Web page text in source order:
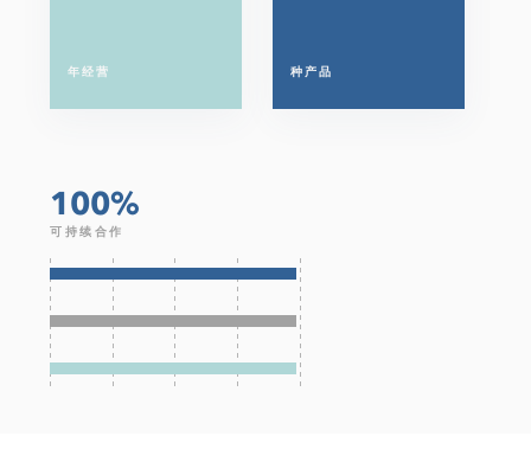
年经营 种产品
100%
可持续合作